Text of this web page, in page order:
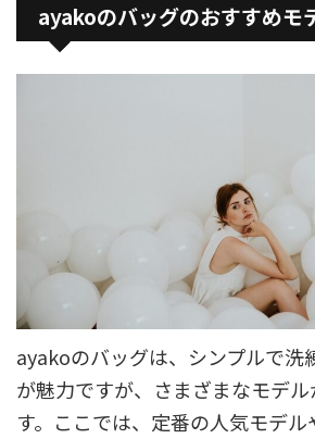
ayakoのバッグのおすすめモ
ayakoのバッグは、シンプルで洗
が魅力ですが、さまざまなモデ
す。ここでは、定番の人気モデ